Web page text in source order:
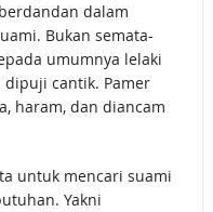
dalam
Bukan semata-
umumnya lelaki
cantik. Pamer
haram, dan diancam
untuk mencari suami
Yakni